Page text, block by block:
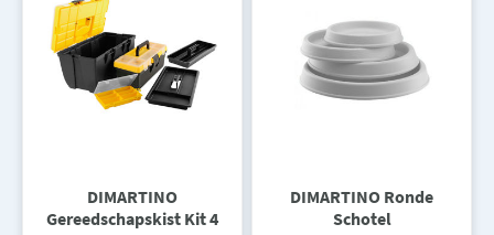
DIMARTINO
Gereedschapskist Kit 4
DIMARTINO Ronde
Schotel